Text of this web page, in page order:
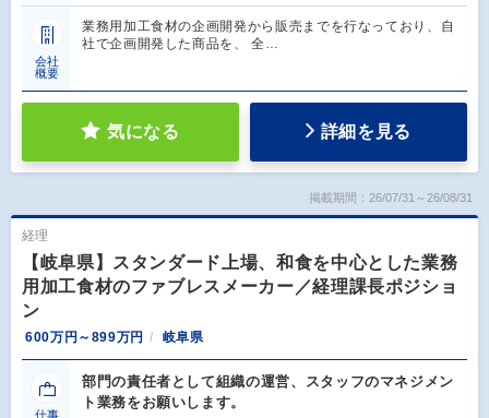
会社
概要
業務用加工食材の企画開発から販売までを行なっており、自
社で企画開発した商品を、 全…
気になる 詳細を見る
掲載期間：26/07/31～26/08/31
経理
【岐阜県】スタンダード上場、和食を中心とした業務
用加工食材のファブレスメーカー／経理課長ポジショ
ン
600万円～899万円 岐阜県
仕事
部門の責任者として組織の運営、スタッフのマネジメン
ト業務をお願いします。